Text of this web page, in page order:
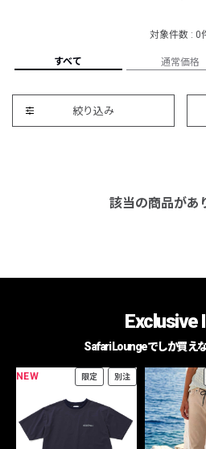
対象件数 : 0
すべて 通常価格
絞り込み
該当の商品があ
Exclusive
Safari Loungeでしか買え
NEW 限定 別注